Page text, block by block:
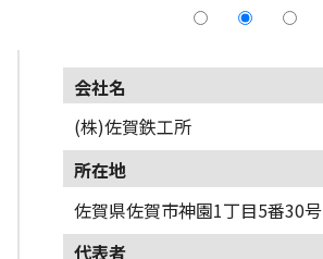
English
会社名
(株)佐賀鉄工所
所在地
佐賀県佐賀市神園1丁目5番30号
代表者